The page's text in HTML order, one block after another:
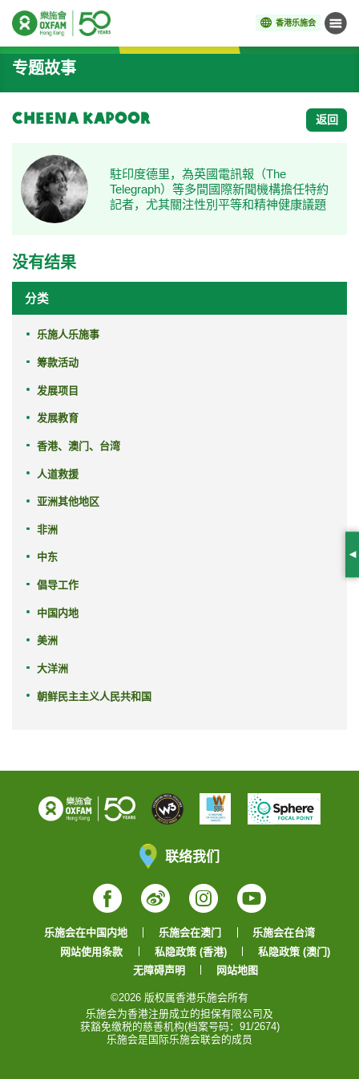
香港乐施会 菜单
开始主要内容
专题故事
Cheena Kapoor 返回
駐印度德里，為英國電訊報（The
Telegraph）等多間國際新聞機構擔任特約
記者，尤其關注性別平等和精神健康議題
没有结果
分类
乐施人乐施事
筹款活动
发展项目
发展教育
香港、澳门、台湾
人道救援
亚洲其他地区
非洲
中东
倡导工作
中国内地
美洲
大洋洲
朝鲜民主主义人民共和国
联络我们
Facebook
WeiboInstagram
YouTube
乐施会在中国内地 乐施会在澳门
乐施会在台湾
网站使用条款
私隐政策 (香港)
私隐政策 (澳门)
无障碍声明
网站地图
©2026 版权属香港乐施会所有
乐施会为香港注册成立的担保有限公司及
获豁免缴税的慈善机构(档案号码：91/2674)
乐施会是国际乐施会联会的成员